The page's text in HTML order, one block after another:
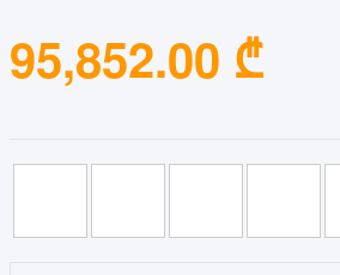
95,852.00 ₾